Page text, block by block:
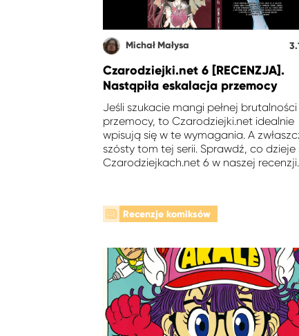
Michał Małysa
Czarodziejki.net 6 [RECENZJA].
Nastąpiła eskalacja przemocy
Jeśli szukacie mangi pełnej brutalności
przemocy, to Czarodziejki.net idealnie
wpisują się w te wymagania. A
szósty tom tej serii. Sprawdź, co dzieje
Czarodziejkach.net 6 w naszej recenzji.
Recenzje komiksów